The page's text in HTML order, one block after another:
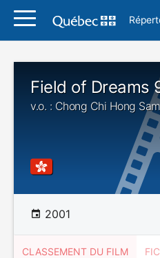
Field of Dreams
v.o. : Chong Chi Hong
2001
CLASSEMENT DU FILM